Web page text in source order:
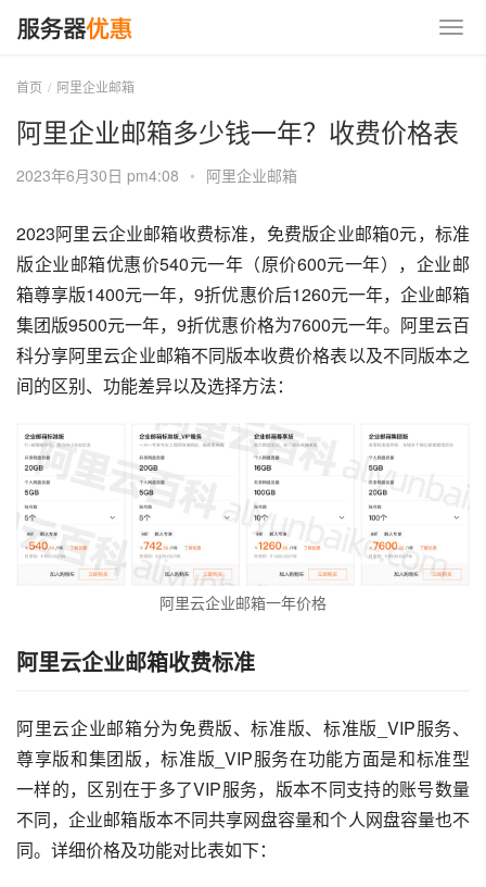
首页 阿里企业邮箱
阿里企业邮箱多少钱一年？收费价格表
2023年6月30日 pm4:08 • 阿里企业邮箱
2023阿里云企业邮箱收费标准，免费版企业邮箱0元，标准
版企业邮箱优惠价540元一年（原价600元一年），企业邮
箱尊享版1400元一年，9折优惠价后1260元一年，企业邮箱
集团版9500元一年，9折优惠价格为7600元一年。阿里云百
科分享阿里云企业邮箱不同版本收费价格表以及不同版本之
间的区别、功能差异以及选择方法：
阿里云企业邮箱一年价格
阿里云企业邮箱收费标准
阿里云企业邮箱分为免费版、标准版、标准版_VIP服务、
尊享版和集团版，标准版_VIP服务在功能方面是和标准型
一样的，区别在于多了VIP服务，版本不同支持的账号数量
不同，企业邮箱版本不同共享网盘容量和个人网盘容量也不
同。详细价格及功能对比表如下：